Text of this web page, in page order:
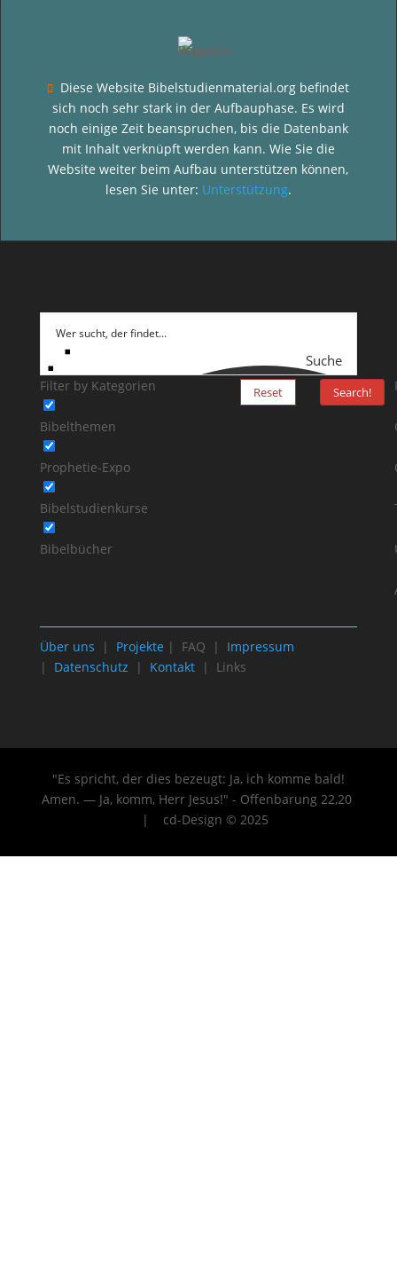

Diese Website Bibelstudienmaterial.org befindet
sich noch sehr stark in der Aufbauphase. Es wird
noch einige Zeit beanspruchen, bis die Datenbank
mit Inhalt verknüpft werden kann. Wie Sie die
Website weiter beim Aufbau unterstützen können,
lesen Sie unter: Unterstützung.
Suche
Filter by Kategorien
Bibelthemen
Prophetie-Expo
Bibelstudienkurse
Bibelbücher
Reset Search!
Über uns | Projekte | FAQ | Impressum
| Datenschutz | Kontakt| Links
"Es spricht, der dies bezeugt: Ja, ich komme bald!
Amen. — Ja, komm, Herr Jesus!" - Offenbarung 22,20
| cd-Design © 2025